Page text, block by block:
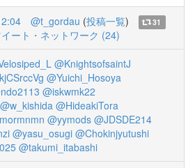
@t_gordau (投稿一覧)
31
イート・ネットワーク (24)
@KnightsofsaintJ
@Yuichi_Hosoya
@iskwmk22
@w_kishida @HideakiTora
@yymods @JDSDE214
@yasu_osugi @Chokinjyutushi
@takumi_itabashi